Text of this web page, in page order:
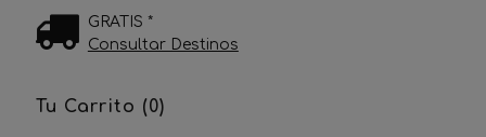
GRATIS *
Consultar Destinos
Tu Carrito (0)